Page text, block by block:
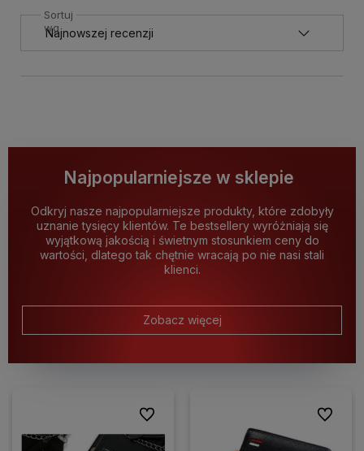
Sortuj
wg
Najpopularniejsze w sklepie
Odkryj nasze najpopularniejsze produkty, które zdobyły
uznanie tysięcy klientów. Te bestsellery wyróżniają się
wyjątkową jakością i świetnym stosunkiem ceny do
wartości, dlatego tak chętnie wracają po nie nasi stali
klienci.
Zobacz więcej
Do ulubionych Do